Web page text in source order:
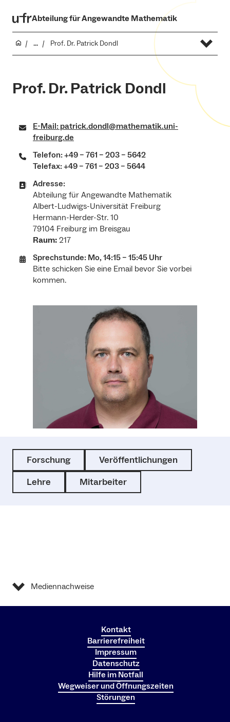
Abteilung für Angewandte Mathematik
... Prof. Dr. Patrick Dondl
Prof. Dr. Patrick Dondl
E-Mail: patrick.dondl@mathematik.uni-
freiburg.de
Telefon: +49 – 761 – 203 – 5642
Telefax: +49 – 761 – 203 – 5644
Adresse:
Abteilung für Angewandte Mathematik
Albert-Ludwigs-Universität Freiburg
Hermann-Herder-Str. 10
79104 Freiburg im Breisgau
Raum: 217
Sprechstunde: Mo, 14:15 – 15:45 Uhr
Bitte schicken Sie eine Email bevor Sie vorbei
kommen.
Forschung
Veröffentlichungen
Lehre
Mitarbeiter
Mediennachweise
Kontakt
Barrierefreiheit
Impressum
Datenschutz
Hilfe im Notfall
Wegweiser und Öffnungszeiten
Störungen